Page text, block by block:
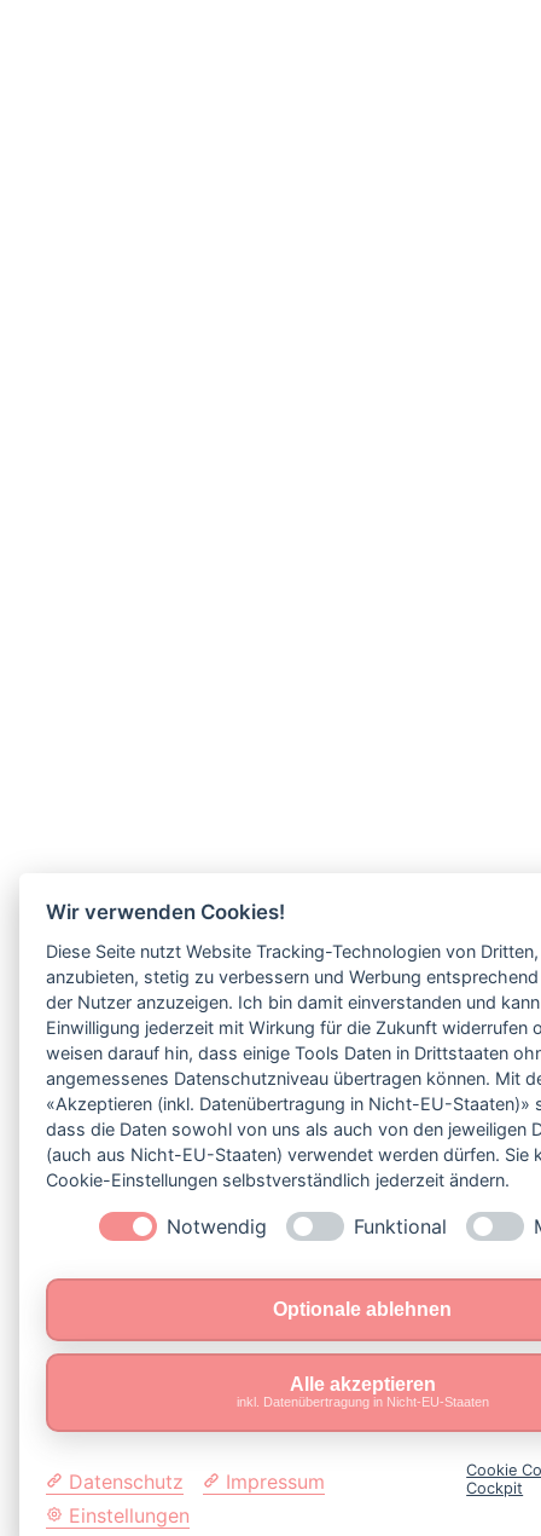
Wir verwenden Cookies!
Diese Seite nutzt Website Tracking-Technologien von
anzubieten, stetig zu verbessern und Werbung
der Nutzer anzuzeigen. Ich bin damit einverstanden und
Einwilligung jederzeit mit Wirkung für die Zukunft widerrufen
weisen darauf hin, dass einige Tools Daten in Drittstaaten
angemessenes Datenschutzniveau übertragen können. Mit
«Akzeptieren (inkl. Datenübertragung in Nicht-EU-Staaten)»
dass die Daten sowohl von uns als auch von den jeweiligen
(auch aus Nicht-EU-Staaten) verwendet werden dürfen. Sie
Cookie-Einstellungen selbstverständlich jederzeit ändern.
Notwendig Funktional
Optionale ablehnen
Alle akzeptieren
inkl. Datenübertragung in Nicht-EU-Staaten
Datenschutz
Impressum
Einstellungen
Cookie
Cockpit